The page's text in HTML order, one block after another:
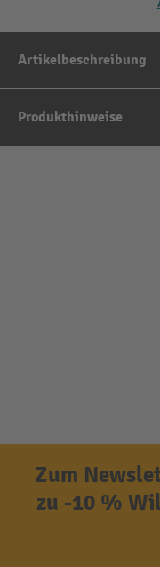
Artikelbeschreibung
Produkthinweise
Zum
zu -10 %